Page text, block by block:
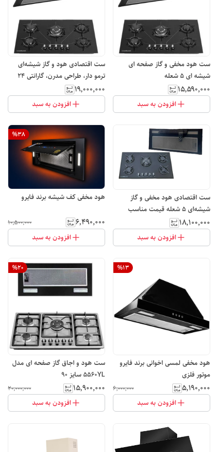
ست هود مخفی و گاز صفحه ای
شیشه ای ۵ شعله
۱۵٬۵۹۰٬۰۰۰
افزودن به سبد
ست اقتصادی هود و گاز شیشه‌ای
ترمو دار، طراحی مدرن، گارانتی ۲۴
ماهه
۱۹٬۰۰۰٬۰۰۰
افزودن به سبد
ست اقتصادی هود مخفی و گاز
شیشه‌ای ۵ شعله قیمت مناسب
۱۸٬۱۰۰٬۰۰۰
افزودن به سبد
%38
هود مخفی کف شیشه برند فایرو
۶٬۴۹۰٬۰۰۰ ۱۰٬۵۰۰٬۰۰۰
افزودن به سبد
%13
هود مخفی لمسی اخوانی برند فایرو
موتور فلزی
۵٬۱۹۰٬۰۰۰ ۶٬۰۰۰٬۰۰۰
افزودن به سبد
%20
ست هود و اجاق گاز صفحه ای مدل
5560YL سایز ۹۰
۱۵٬۹۰۰٬۰۰۰ ۲۰٬۰۰۰٬۰۰۰
افزودن به سبد